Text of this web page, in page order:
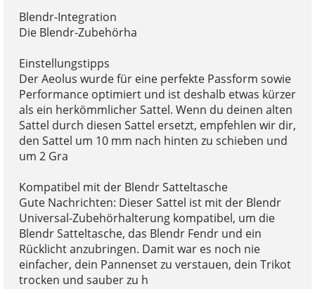
Blendr-Integration
Die Blendr-Zubehörha
Einstellungstipps
Der Aeolus wurde für eine perfekte Passform sowie
Performance optimiert und ist deshalb etwas kürzer
als ein herkömmlicher Sattel. Wenn du deinen alten
Sattel durch diesen Sattel ersetzt, empfehlen wir dir,
den Sattel um 10 mm nach hinten zu schieben und
um 2 Gra
Kompatibel mit der Blendr Satteltasche
Gute Nachrichten: Dieser Sattel ist mit der Blendr
Universal-Zubehörhalterung kompatibel, um die
Blendr Satteltasche, das Blendr Fendr und ein
Rücklicht anzubringen. Damit war es noch nie
einfacher, dein Pannenset zu verstauen, dein Trikot
trocken und sauber zu h